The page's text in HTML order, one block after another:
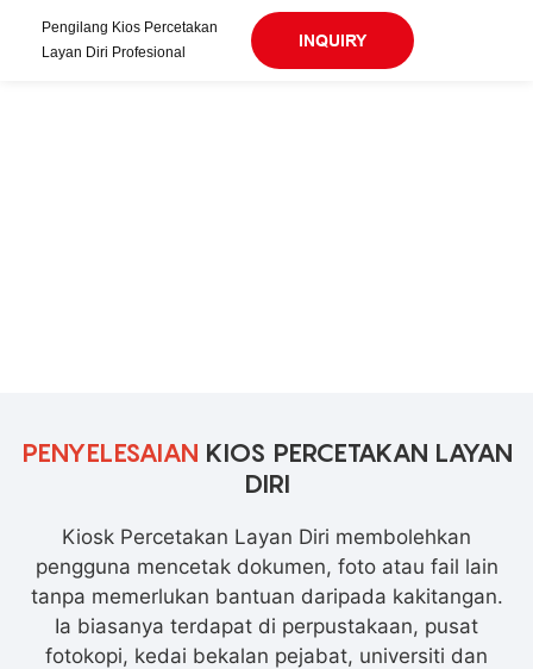
Pengilang Kios Percetakan
Layan Diri Profesional
INQUIRY
PENYELESAIAN KIOS PERCETAKAN LAYAN
DIRI
Kiosk Percetakan Layan Diri membolehkan
pengguna mencetak dokumen, foto atau fail lain
tanpa memerlukan bantuan daripada kakitangan.
Ia biasanya terdapat di perpustakaan, pusat
fotokopi, kedai bekalan pejabat, universiti dan